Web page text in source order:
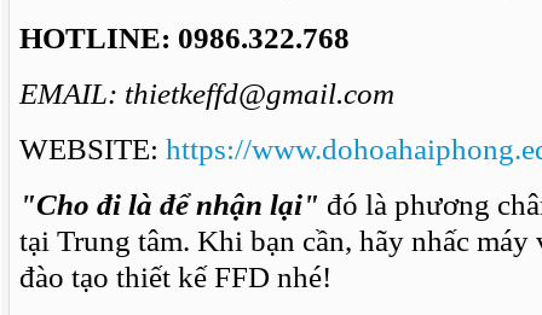
HOTLINE: 0986.322.768
EMAIL: thietkeffd@gmail.com
WEBSITE: https://
"Cho đi là để nhận lại" đó là phương
tại Trung tâm. Khi bạn cần, hãy nhấc máy
đào tạo thiết kế FFD nhé!